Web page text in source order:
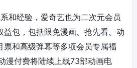
和经验，爱奇艺也为二次元会员
益包，包括限免漫画、抢先看、动
票和高级弹幕等多项会员专属福
漫付费将陆续上线73部动画电